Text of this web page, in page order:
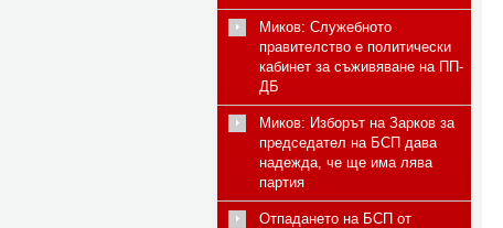
Миков: Служебното
правителство е политически
кабинет за съживяване на ПП-
ДБ
Миков: Изборът на Зарков за
председател на БСП дава
надежда, че ще има лява
партия
Отпадането на БСП от